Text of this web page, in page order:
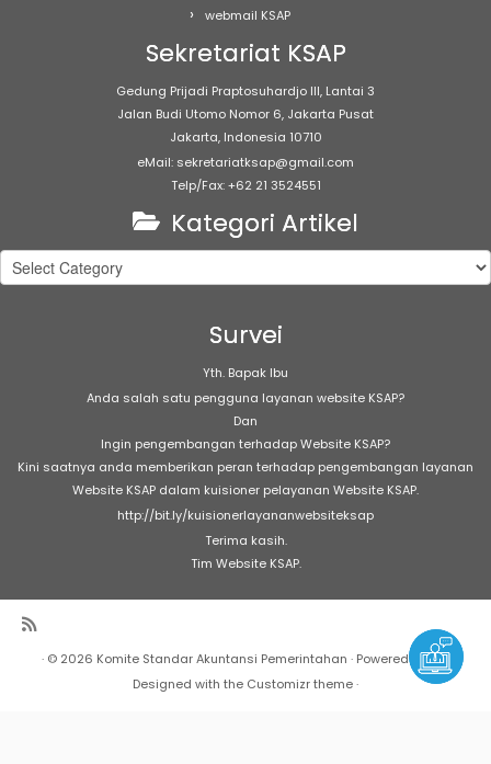
webmail KSAP
Sekretariat KSAP
Gedung Prijadi Praptosuhardjo III, Lantai 3
Jalan Budi Utomo Nomor 6, Jakarta Pusat
Jakarta, Indonesia 10710
eMail: sekretariatksap@gmail.com
Telp/Fax: +62 21 3524551
Kategori Artikel
Kategori
Artikel
Survei
Yth. Bapak Ibu
Anda salah satu pengguna layanan website KSAP?
Dan
Ingin pengembangan terhadap Website KSAP?
Kini saatnya anda memberikan peran terhadap pengembangan layanan
Website KSAP dalam kuisioner pelayanan Website KSAP.
http://bit.ly/kuisionerlayananwebsiteksap
Terima kasih.
Tim Website KSAP.
· © 2026 Komite Standar Akuntansi Pemerintahan · Powered by
·
Designed with the Customizr theme·